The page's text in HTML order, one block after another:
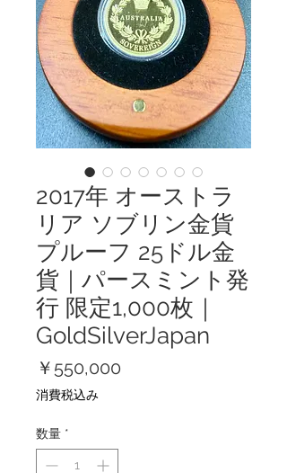
2017年 オーストラ
リア ソブリン金貨
プルーフ 25ドル金
貨｜パースミント発
行 限定1,000枚｜
GoldSilverJapan
￥550,000
消費税込み
数量 *